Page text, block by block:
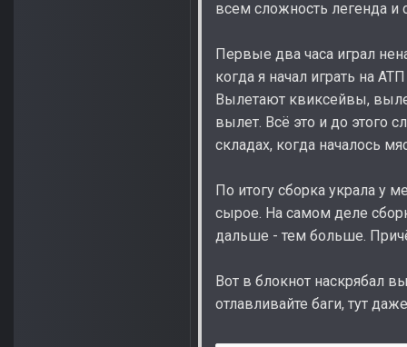
всем сложность легенда
Первые два часа играл
когда я начал играть на
Вылетают квиксейвы,
вылет. Всё это и до этого
складах, когда началось
По итогу сборка украла у
сырое. На самом деле
дальше - тем больше.
Вот в блокнот наскрябал
отлавливайте баги, тут